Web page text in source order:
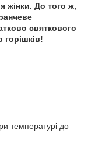
жінки. До того ж,
святкового
горішків!
температурі до